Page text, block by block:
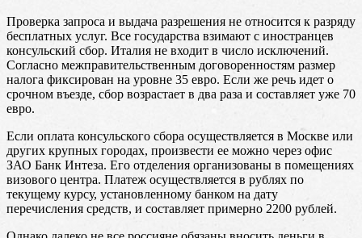
Проверка запроса и выдача разрешения не относится к разряду
бесплатных услуг. Все государства взимают с иностранцев
консульский сбор. Италия не входит в число исключений.
Согласно межправительственным договоренностям размер
налога фиксирован на уровне 35 евро. Если же речь идет о
срочном въезде, сбор возрастает в два раза и составляет уже 70
евро.
Если оплата консульского сбора осуществляется в Москве или
других крупных городах, произвести ее можно через офис
ЗАО Банк Интеза. Его отделения организованы в помещениях
визового центра. Платеж осуществляется в рублях по
текущему курсу, установленному банком на дату
перечисления средств, и составляет примерно 2200 рублей.